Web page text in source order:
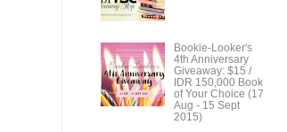
Bookie-Looker's
4th Anniversary
Giveaway: $15 /
IDR 150,000 Book
of Your Choice (17
Aug - 15 Sept
2015)